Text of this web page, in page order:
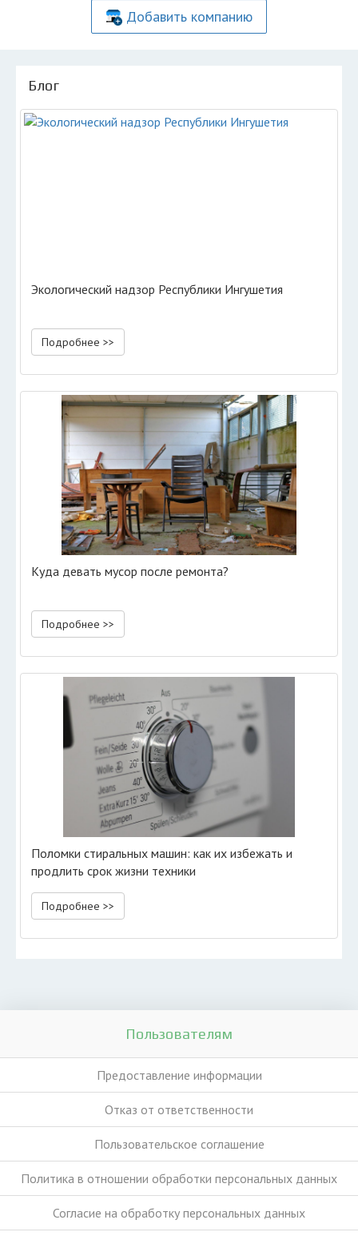
Добавить компанию
Блог
Экологический надзор Республики Ингушетия
Подробнее >>
Куда девать мусор после ремонта?
Подробнее >>
Поломки стиральных машин: как их избежать и
продлить срок жизни техники
Подробнее >>
Пользователям
Предоставление информации
Отказ от ответственности
Пользовательское соглашение
Политика в отношении обработки персональных данных
Согласие на обработку персональных данных